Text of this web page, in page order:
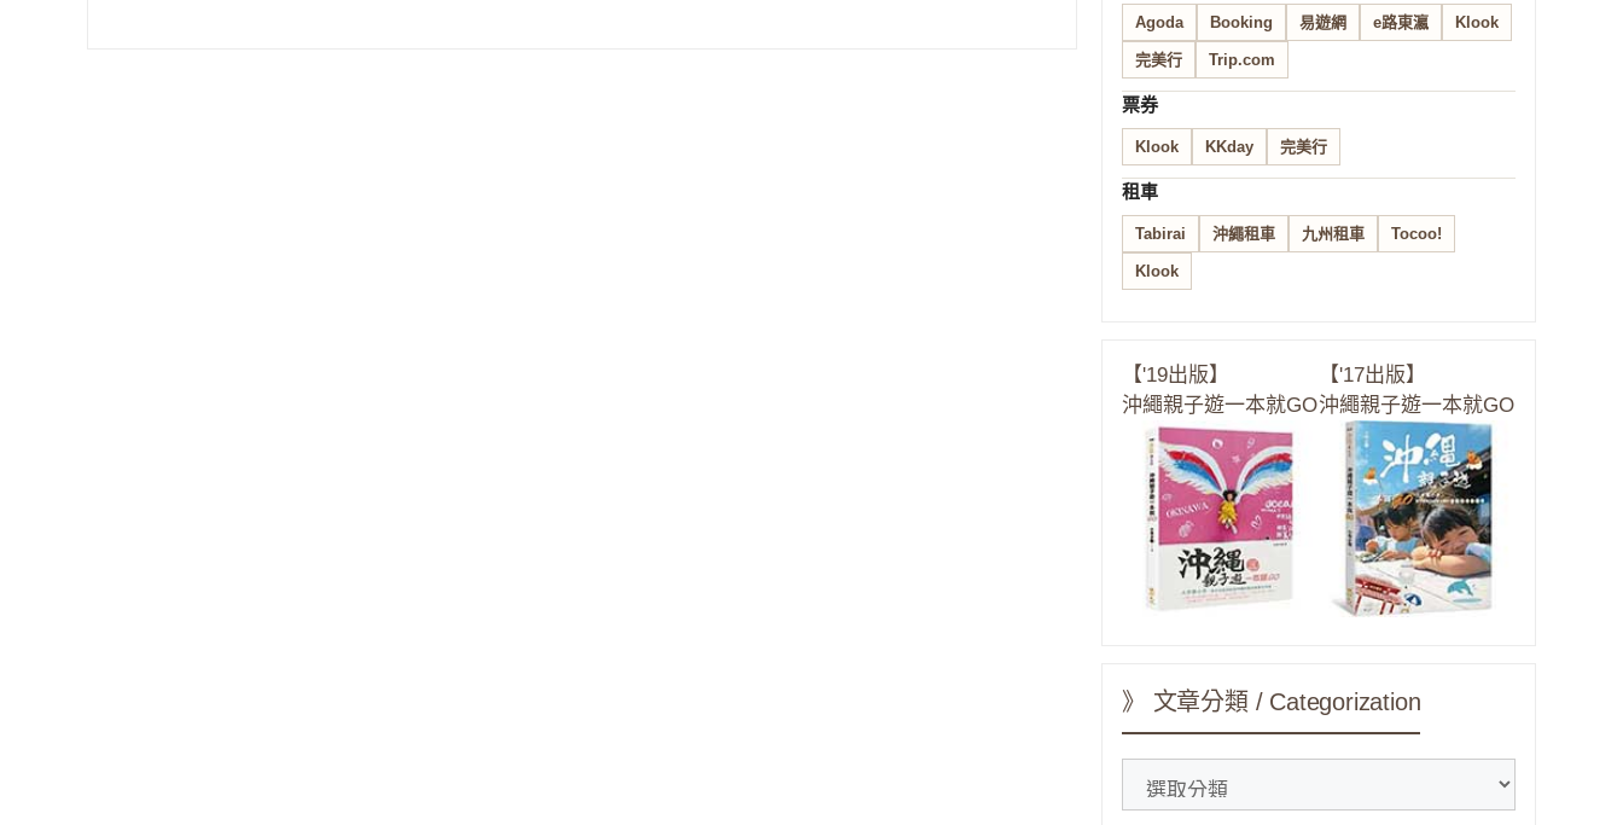
Agoda Booking 易遊網 e路東瀛 Klook
完美行 Trip.com
票券
Klook KKday 完美行
租車
Tabirai 沖繩租車 九州租車 Tocoo!
Klook
【'19出版】
沖繩親子遊一本就GO
【'17出版】
沖繩親子遊一本就GO
》 文章分類 / Categorization